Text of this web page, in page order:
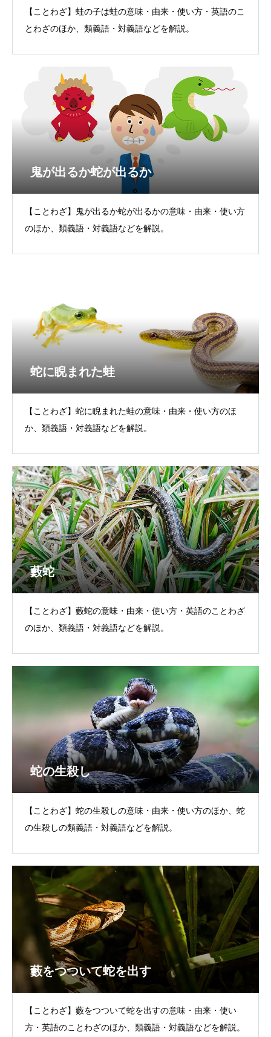
【ことわざ】蛙の子は蛙の意味・由来・使い方・英語のこ
とわざのほか、類義語・対義語などを解説。
鬼が出るか蛇が出るか
【ことわざ】鬼が出るか蛇が出るかの意味・由来・使い方
のほか、類義語・対義語などを解説。
蛇に睨まれた蛙
【ことわざ】蛇に睨まれた蛙の意味・由来・使い方のほ
か、類義語・対義語などを解説。
藪蛇
【ことわざ】藪蛇の意味・由来・使い方・英語のことわざ
のほか、類義語・対義語などを解説。
蛇の生殺し
【ことわざ】蛇の生殺しの意味・由来・使い方のほか、蛇
の生殺しの類義語・対義語などを解説。
藪をつついて蛇を出す
【ことわざ】藪をつついて蛇を出すの意味・由来・使い
方・英語のことわざのほか、類義語・対義語などを解説。